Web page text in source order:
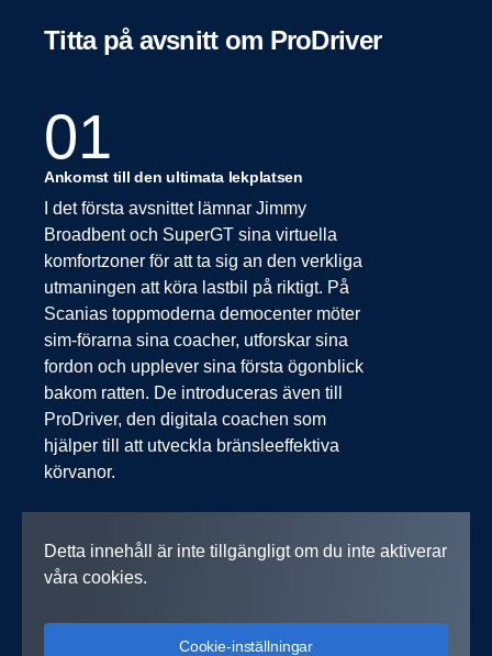
Titta på avsnitt om ProDriver
01
Ankomst till den ultimata lekplatsen
I det första avsnittet lämnar Jimmy
Broadbent och SuperGT sina virtuella
komfortzoner för att ta sig an den verkliga
utmaningen att köra lastbil på riktigt. På
Scanias toppmoderna democenter möter
sim-förarna sina coacher, utforskar sina
fordon och upplever sina första ögonblick
bakom ratten. De introduceras även till
ProDriver, den digitala coachen som
hjälper till att utveckla bränsleeffektiva
körvanor.
Detta innehåll är inte tillgängligt om du inte aktiverar
våra cookies.
Cookie-inställningar